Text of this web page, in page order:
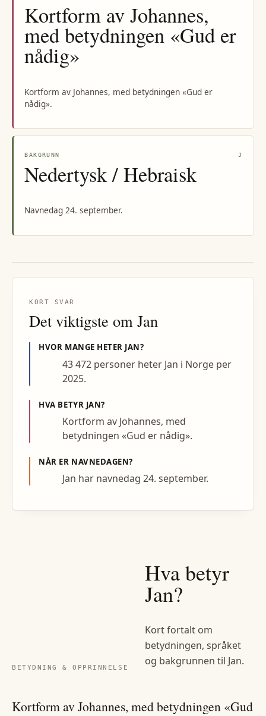
Kortform av Johannes,
med betydningen «Gud er
nådig»
Kortform av Johannes, med betydningen «Gud er
nådig».
BAKGRUNN J
Nedertysk / Hebraisk
Navnedag 24. september.
KORT SVAR
Det viktigste om Jan
HVOR MANGE HETER JAN?
43 472 personer heter Jan i Norge per
2025.
HVA BETYR JAN?
Kortform av Johannes, med
betydningen «Gud er nådig».
NÅR ER NAVNEDAGEN?
Jan har navnedag 24. september.
BETYDNING & OPPRINNELSE
Hva betyr
Jan?
Kort fortalt om
betydningen, språket
og bakgrunnen til Jan.
Kortform av Johannes, med betydningen «Gud